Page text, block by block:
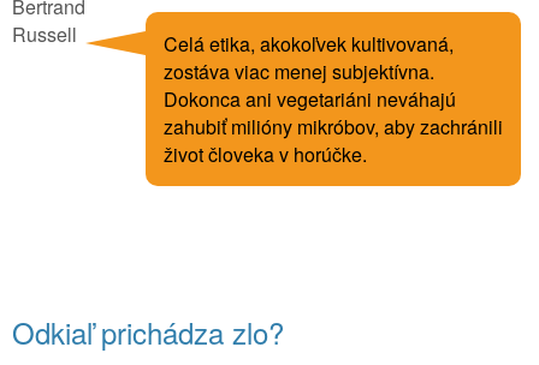
Bertrand
Russell
Celá etika, akokoľvek kultivovaná,
zostáva viac menej subjektívna.
Dokonca ani vegetariáni neváhajú
zahubiť milióny mikróbov, aby zachránili
život človeka v horúčke.
Odkiaľ prichádza zlo?